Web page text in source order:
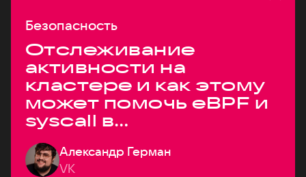
Безопасность
Отслеживание
активности на
кластере и как этому
может помочь eBPF и
syscall в
высоконагруженных
системах
Александр Герман
VK